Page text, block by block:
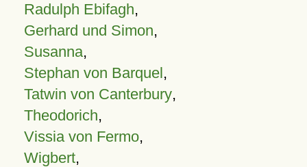
Radulph Ebifagh,
Gerhard und Simon,
Susanna,
Stephan von Barquel,
Tatwin von Canterbury,
Theodorich,
Vissia von Fermo,
Wigbert,